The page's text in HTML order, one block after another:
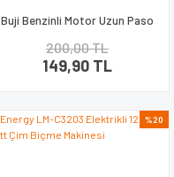
Buji Benzinli Motor Uzun Paso
200,00 TL
149,90 TL
%20